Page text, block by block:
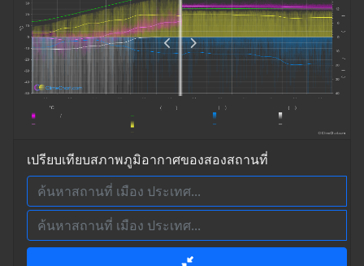
เปรียบเทียบสภาพภูมิอากาศของสองสถานที่